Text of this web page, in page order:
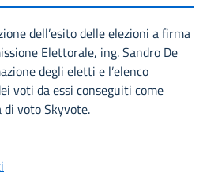
dell’esito delle elezioni a firma
Elettorale, ing. Sandro De
degli eletti e l’elenco
voti da essi conseguiti come
voto Skyvote.